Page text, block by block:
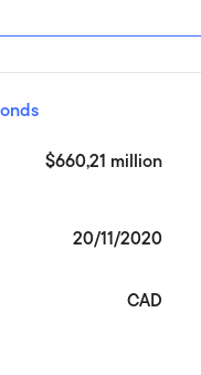
$660,21 million
20/11/2020
CAD